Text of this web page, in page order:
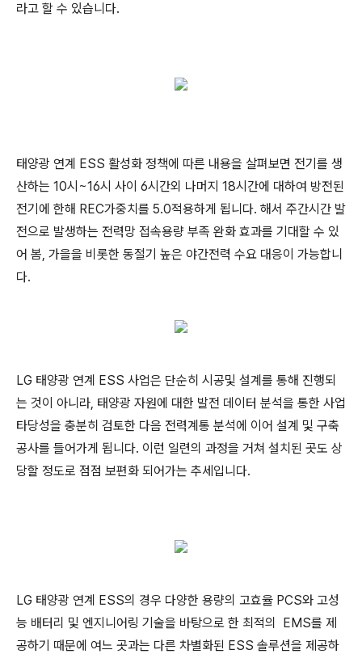
라고 할 수 있습니다.
태양광 연계 ESS 활성화 정책에 따른 내용을 살펴보면 전기를 생
산하는 10시~16시 사이 6시간외 나머지 18시간에 대하여 방전된
전기에 한해 REC가중치를 5.0적용하게 됩니다. 해서 주간시간 발
전으로 발생하는 전력망 접속용량 부족 완화 효과를 기대할 수 있
어 봄, 가을을 비롯한 동절기 높은 야간전력 수요 대응이 가능합니
다.
LG 태양광 연계 ESS 사업은 단순히 시공및 설계를 통해 진행되
는 것이 아니라, 태양광 자원에 대한 발전 데이터 분석을 통한 사업
타당성을 충분히 검토한 다음 전력계통 분석에 이어 설계 및 구축
공사를 들어가게 됩니다. 이런 일련의 과정을 거쳐 설치된 곳도 상
당할 정도로 점점 보편화 되어가는 추세입니다.
LG 태양광 연계 ESS의 경우 다양한 용량의 고효율 PCS와 고성
능 배터리 및 엔지니어링 기술을 바탕으로 한 최적의 EMS를 제
공하기 때문에 여느 곳과는 다른 차별화된 ESS 솔루션을 제공하